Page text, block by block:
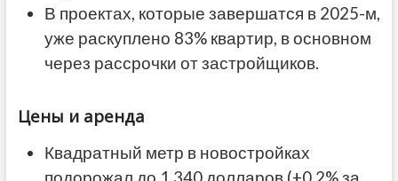
В проектах, которые завершатся в 2025-м,
уже раскуплено 83% квартир, в основном
через рассрочки от застройщиков.
Цены и аренда
Квадратный метр в новостройках